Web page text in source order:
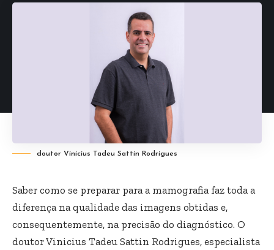
doutor Vinicius Tadeu Sattin Rodrigues
Saber como se preparar para a mamografia faz toda a
diferença na qualidade das imagens obtidas e,
consequentemente, na precisão do diagnóstico. O
doutor Vinicius Tadeu Sattin Rodrigues, especialista